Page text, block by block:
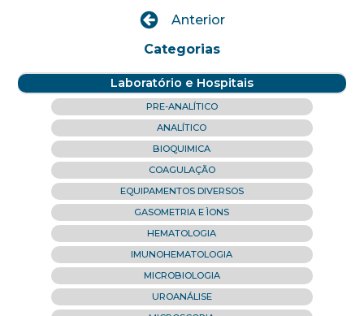
Anterior
Categorias
Laboratório e Hospitais
PRE-ANALÍTICO
ANALÍTICO
BIOQUIMICA
COAGULAÇÃO
EQUIPAMENTOS DIVERSOS
GASOMETRIA E ÌONS
HEMATOLOGIA
IMUNOHEMATOLOGIA
MICROBIOLOGIA
UROANÁLISE